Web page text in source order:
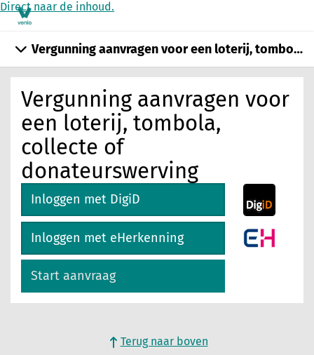
Direct naar de inhoud.
Vergunning aanvragen voor
een loterij, tombola,
collecte of
donateurswerving
Inloggen met DigiD
Inloggen met eHerkenning
Start aanvraag
Vergunning aanvragen voor een loterij,
Terug naar boven